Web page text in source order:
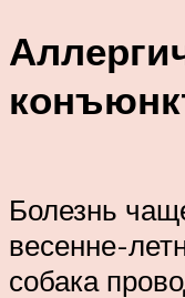
Болезнь
весенне-
собака